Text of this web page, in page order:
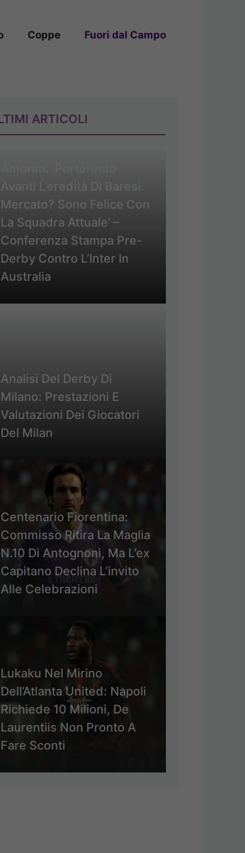
Coppe Fuori dal Campo
ARTICOLI
Avanti L’eredità Di Baresi.
Mercato? Sono Felice Con
La Squadra Attuale’ –
Conferenza Stampa Pre-
Derby Contro L’Inter In
Australia
Analisi Del Derby Di
Milano: Prestazioni E
Valutazioni Dei Giocatori
Del Milan
Centenario Fiorentina:
Commisso Ritira La Maglia
N.10 Di Antognoni, Ma L’ex
Capitano Declina L’invito
Alle Celebrazioni
Lukaku Nel Mirino
Dell’Atlanta United: Napoli
Richiede 10 Milioni, De
Laurentiis Non Pronto A
Fare Sconti